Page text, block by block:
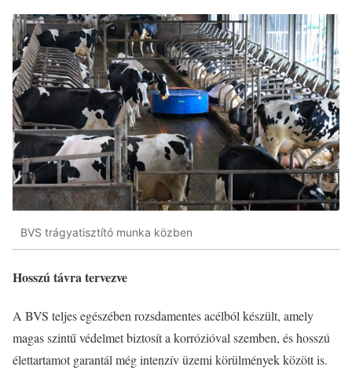
BVS trágyatisztító munka közben
Hosszú távra tervezve
A BVS teljes egészében rozsdamentes acélból készült, amely
magas szintű védelmet biztosít a korrózióval szemben, és hosszú
élettartamot garantál még intenzív üzemi körülmények között is.